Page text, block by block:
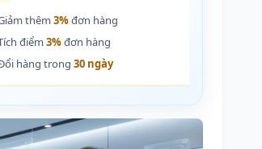
thêm 3%đơn hàng
điểm 3%đơn hàng
hàng trong 30 ngày